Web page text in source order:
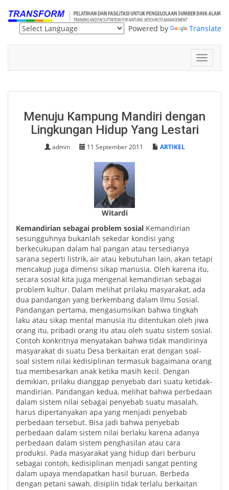
Powered by Translate
Toggle
Menuju Kampung Mandiri dengan
Lingkungan Hidup Yang Lestari
admin 11 September 2011 ARTIKEL
Witardi
Kemandirian sebagai problem sosial Kemandirian
sesungguhnya bukanlah sekedar kondisi yang
berkecukupan dalam hal pangan atau tersedianya
sarana seperti listrik, air atau kebutuhan lain, akan tetapi
mencakup juga dimensi sikap manusia. Oleh karena itu,
secara sosial kita juga mengenal kemandirian sebagai
problem kultur. Dalam melihat prilaku masyarakat, ada
dua pandangan yang berkembang dalam Ilmu Sosial.
Pandangan pertama, mengasumsikan bahwa tingkah
laku atau sikap mental manusia itu ditentukan oleh jiwa
orang itu, pribadi orang itu atau oleh suatu sistem sosial.
Contoh konkritnya menyatakan bahwa tidak mandirinya
masyarakat di suatu Desa berkaitan erat dengan soal-
soal sistem nilai kedisiplinan termasuk bagaimana orang
tua membesarkan anak ketika masih kecil. Dengan
demikian, prilaku dianggap penyebab dari suatu ketidak-
mandirian. Pandangan kedua, melihat bahwa perbedaan
dalam sistem nilai sebagai penyebab suatu masalah,
harus dipertanyakan apa yang menjadi penyebab
perbedaan tersebut. Bisa jadi bahwa penyebab
perbedaan dalam sistem nilai berlaku karena adanya
perbedaan dalam sistem penghasilan atau cara
produksi. Pada masyarakat yang hidup dari berburu
sebagai contoh, kedisiplinan menjadi sangat penting
dalam upaya mendapatkan hasil buruan. Berbeda
dengan petani sawah, disiplin tidak terlalu berkaitan